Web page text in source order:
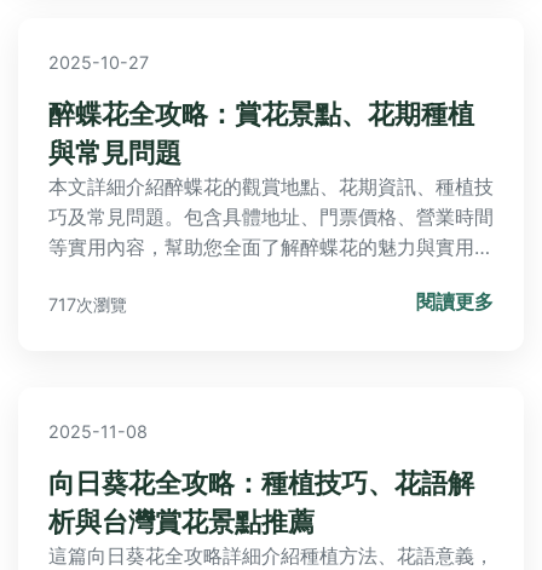
2025-10-27
醉蝶花全攻略：賞花景點、花期種植
與常見問題
本文詳細介紹醉蝶花的觀賞地點、花期資訊、種植技
巧及常見問題。包含具體地址、門票價格、營業時間
等實用內容，幫助您全面了解醉蝶花的魅力與實用知
717次瀏覽 閱讀更多
2025-11-08
向日葵花全攻略：種植技巧、花語解
析與台灣賞花景點推薦
這篇向日葵花全攻略詳細介紹種植方法、花語意義，